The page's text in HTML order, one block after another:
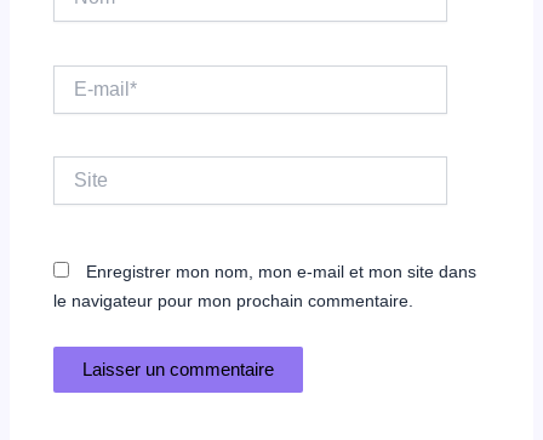
mail*
Site
Enregistrer mon nom, mon e-mail et mon site dans
le navigateur pour mon prochain commentaire.